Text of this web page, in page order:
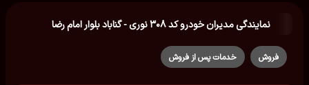
نمایندگی مدیران خودرو کد ۳۰۸ نوری - گناباد بلوار امام رضا
فروش خدمات پس از فروش